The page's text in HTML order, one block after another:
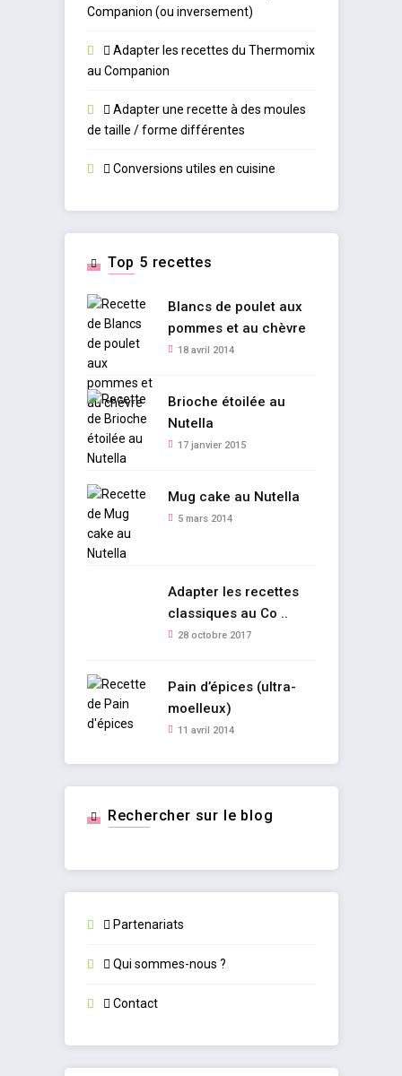
Companion (ou inversement)
Adapter les recettes du Thermomix
au Companion
Adapter une recette à des moules
de taille / forme différentes
Conversions utiles en cuisine
Top 5 recettes
Blancs de poulet aux
pommes et au chèvre
18 avril 2014
Brioche étoilée au
Nutella
17 janvier 2015
Mug cake au Nutella
5 mars 2014
Adapter les recettes
classiques au Co ..
28 octobre 2017
Pain d’épices (ultra-
moelleux)
11 avril 2014
Rechercher sur le blog
Partenariats
Qui sommes-nous ?
Contact